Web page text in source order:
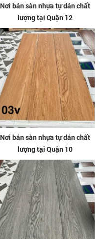
Nơi bán sàn nhựa tự dán chất
lượng tại Quận 12
Nơi bán sàn nhựa tự dán chất
lượng tại Quận 10